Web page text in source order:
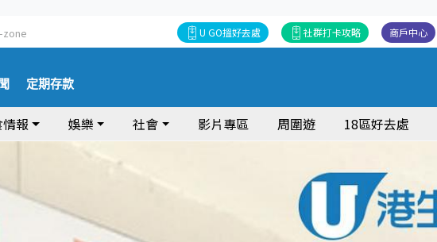
zone 商戶中心
社群打卡攻略
U GO搵好去處
定期存款
報 娛樂 社會 影片專區 周圍遊 18區好去處